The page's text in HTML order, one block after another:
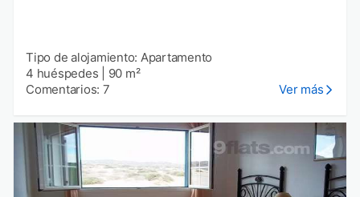
Tipo de alojamiento: Apartamento
4 huéspedes
90 m²
Comentarios: 7
Ver más